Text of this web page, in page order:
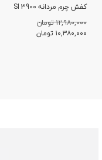
کفش چرم مردانه SI 3900
۱۲,۹۸۰,۰۰۰ تومان
۱۰,۳۸۰,۰۰۰ تومان